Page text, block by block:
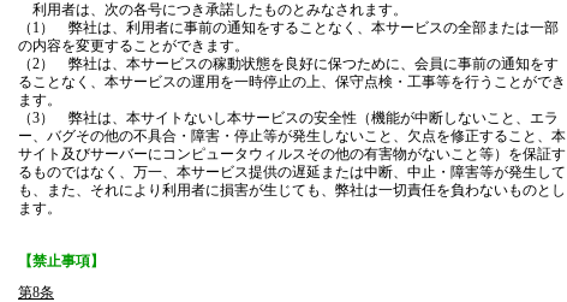
利用者は、次の各号につき承諾したものとみなされます。
（1） 弊社は、利用者に事前の通知をすることなく、本サービスの全部または一部
の内容を変更することができます。
（2） 弊社は、本サービスの稼動状態を良好に保つために、会員に事前の通知をす
ることなく、本サービスの運用を一時停止の上、保守点検・工事等を行うことができ
ます。
（3） 弊社は、本サイトないし本サービスの安全性（機能が中断しないこと、エラ
ー、バグその他の不具合・障害・停止等が発生しないこと、欠点を修正すること、本
サイト及びサーバーにコンピュータウィルスその他の有害物がないこと等）を保証す
るものではなく、万一、本サービス提供の遅延または中断、中止・障害等が発生して
も、また、それにより利用者に損害が生じても、弊社は一切責任を負わないものとし
ます。
【禁止事項】
第8条